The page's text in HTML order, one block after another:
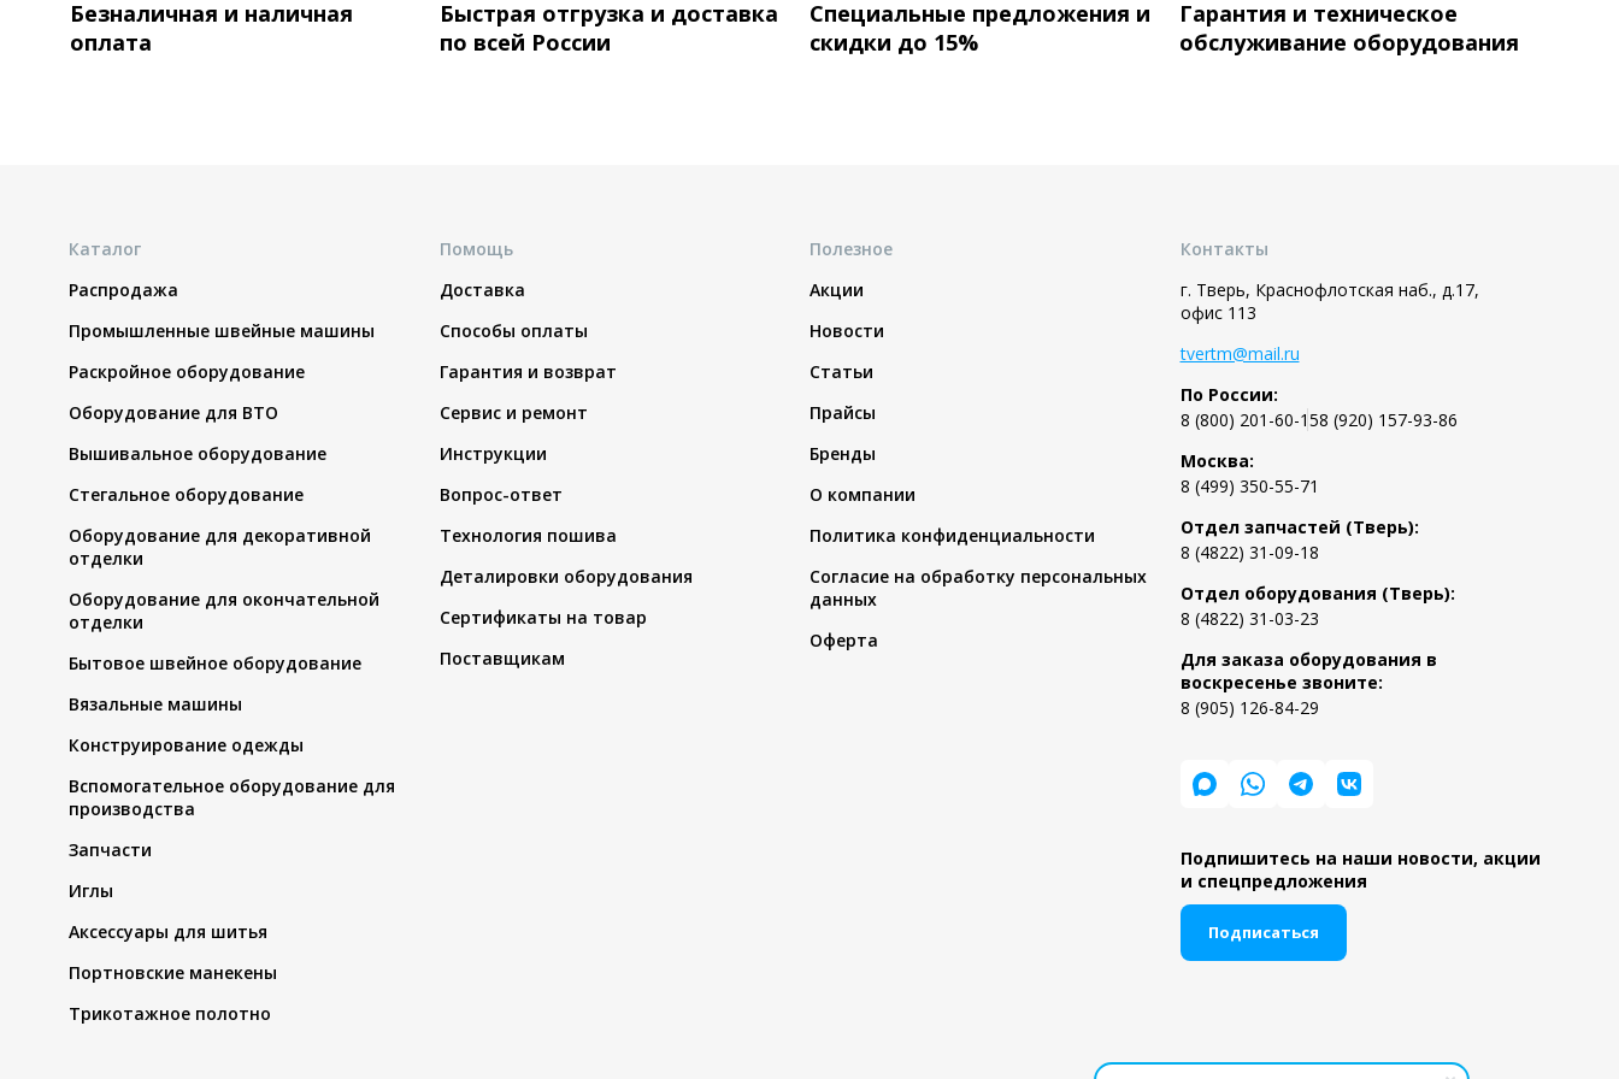
Безналичная и наличная
оплата
Быстрая отгрузка и доставка
по всей России
Специальные предложения и
скидки до 15%
Гарантия и техническое
обслуживание оборудования
Каталог
Распродажа
Промышленные швейные машины
Раскройное оборудование
Оборудование для ВТО
Вышивальное оборудование
Стегальное оборудование
Оборудование для декоративной
отделки
Оборудование для окончательной
отделки
Бытовое швейное оборудование
Вязальные машины
Конструирование одежды
Вспомогательное оборудование для
производства
Запчасти
Иглы
Аксессуары для шитья
Портновские манекены
Трикотажное полотно
Помощь
Доставка
Способы оплаты
Гарантия и возврат
Сервис и ремонт
Инструкции
Вопрос-ответ
Технология пошива
Деталировки оборудования
Сертификаты на товар
Поставщикам
Полезное
Акции
Новости
Статьи
Прайсы
Бренды
О компании
Политика конфиденциальности
Согласие на обработку персональных
данных
Оферта
Контакты
г. Тверь, Краснофлотская наб., д.17,
офис 113
tvertm@mail.ru
По России:
8 (800) 201-60-158 (920) 157-93-86
Москва:
8 (499) 350-55-71
Отдел запчастей (Тверь):
8 (4822) 31-09-18
Отдел оборудования (Тверь):
8 (4822) 31-03-23
Для заказа оборудования в
воскресенье звоните:
8 (905) 126-84-29
Подпишитесь на наши новости, акции
и спецпредложения
Подписаться